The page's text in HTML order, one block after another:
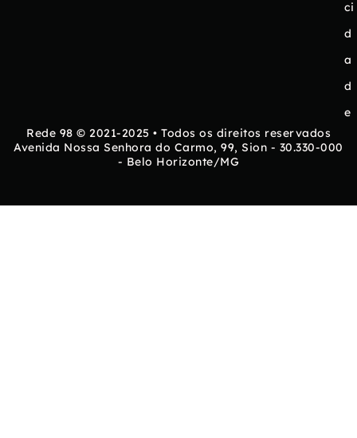
ci
d
a
d
e
Rede 98 © 2021-2025 • Todos os direitos reservados
Avenida Nossa Senhora do Carmo, 99, Sion - 30.330-000
- Belo Horizonte/MG